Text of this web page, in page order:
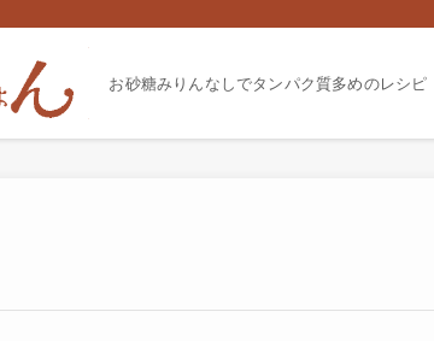
お砂糖みりんなしでタンパク質多めのレシピ